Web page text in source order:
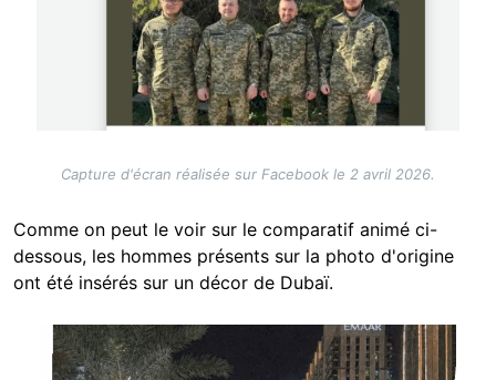
Capture d'écran réalisée sur Facebook le 2 avril 2026.
Comme on peut le voir sur le comparatif animé ci-
dessous, les hommes présents sur la photo d'origine
ont été insérés sur un décor de Dubaï.